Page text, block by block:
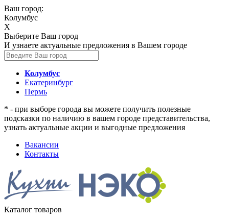
Ваш город:
Колумбус
X
Выберите Ваш город
И узнаете актуальные предложения в Вашем городе
Колумбус
Екатеринбург
Пермь
* - при выборе города вы можете получить полезные
подсказки по наличию в вашем городе представительства,
узнать актуальные акции и выгодные предложения
Вакансии
Контакты
Каталог товаров